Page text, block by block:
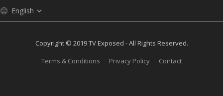
English
Copyright © 2019 TV Exposed - All Rights Reserved.
Terms & Conditions
Privacy Policy Contact